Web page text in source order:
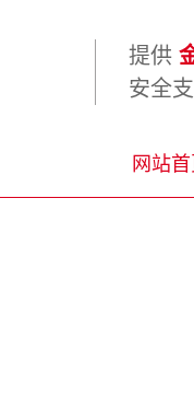
提供
安全
网站首